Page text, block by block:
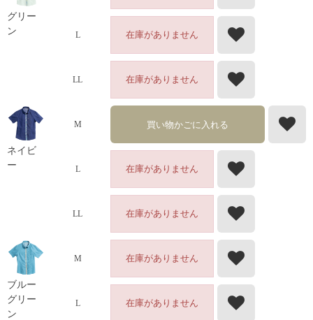
グリー
ン
L 在庫がありません
LL 在庫がありません
ネイビ
ー
M 買い物かごに入れる
L 在庫がありません
LL 在庫がありません
ブルー
グリー
ン
M 在庫がありません
L 在庫がありません